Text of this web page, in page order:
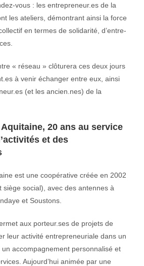
vous : les entrepreneur.es de la
les ateliers, démontrant ainsi la force
en termes de solidarité, d’entre-
« réseau » clôturera ces deux jours
à venir échanger entre eux, ainsi
(et les ancien.nes) de la
20 ans au service
et des
est une coopérative créée en 2002
siège social), avec des antennes à
et Soustons.
aux porteur.ses de projets de
leur activité entrepreneuriale dans un
accompagnement personnalisé et
Aujourd’hui animée par une